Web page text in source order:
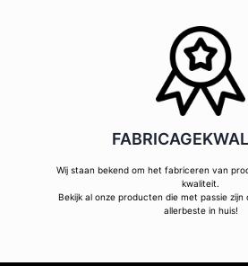
Wij staan bekend om het fabriceren van
kwaliteit.
Bekijk al onze producten die met passie
allerbeste in huis!